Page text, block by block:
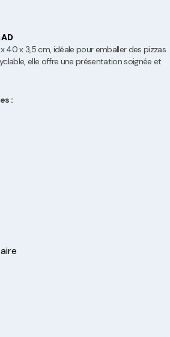
x 3,5 cm, idéale pour emballer des pizzas
elle offre une présentation soignée et
: